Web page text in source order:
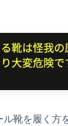
靴を履く方